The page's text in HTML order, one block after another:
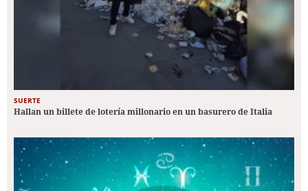
SUERTE
Hallan un billete de lotería millonario en un basurero de Italia